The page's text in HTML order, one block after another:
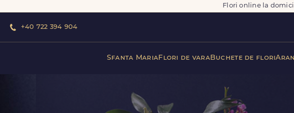
Flori online la
+40 722 394 904
Sfanta MariaFlori de varaBuchete de flori